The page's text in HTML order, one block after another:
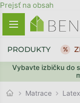
Prejsť na obsah
Vybavte izbičku do
PRODUKTY
Matrace